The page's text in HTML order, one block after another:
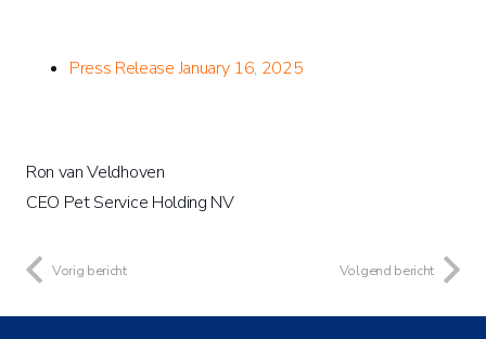
Press Release January 16, 2025
Ron van Veldhoven
CEO Pet Service Holding NV
Vorig bericht Volgend bericht